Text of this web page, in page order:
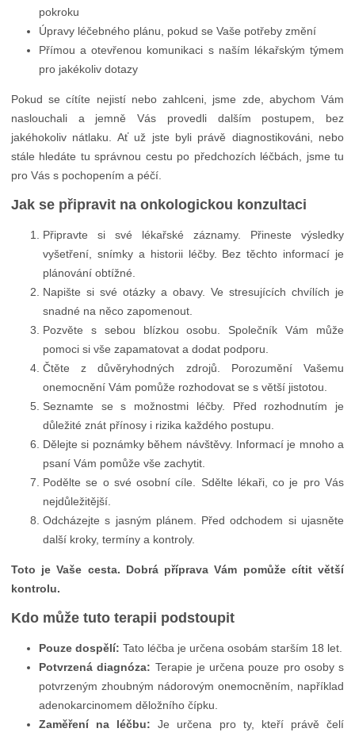
pokroku
Úpravy léčebného plánu, pokud se Vaše potřeby změní
Přímou a otevřenou komunikaci s naším lékařským týmem
pro jakékoliv dotazy
Pokud se cítíte nejistí nebo zahlceni, jsme zde, abychom Vám
naslouchali a jemně Vás provedli dalším postupem, bez
jakéhokoliv nátlaku. Ať už jste byli právě diagnostikováni, nebo
stále hledáte tu správnou cestu po předchozích léčbách, jsme tu
pro Vás s pochopením a péčí.
Jak se připravit na onkologickou konzultaci
Připravte si své lékařské záznamy. Přineste výsledky
vyšetření, snímky a historii léčby. Bez těchto informací je
plánování obtížné.
Napište si své otázky a obavy. Ve stresujících chvílích je
snadné na něco zapomenout.
Pozvěte s sebou blízkou osobu. Společník Vám může
pomoci si vše zapamatovat a dodat podporu.
Čtěte z důvěryhodných zdrojů. Porozumění Vašemu
onemocnění Vám pomůže rozhodovat se s větší jistotou.
Seznamte se s možnostmi léčby. Před rozhodnutím je
důležité znát přínosy i rizika každého postupu.
Dělejte si poznámky během návštěvy. Informací je mnoho a
psaní Vám pomůže vše zachytit.
Podělte se o své osobní cíle. Sdělte lékaři, co je pro Vás
nejdůležitější.
Odcházejte s jasným plánem. Před odchodem si ujasněte
další kroky, termíny a kontroly.
Toto je Vaše cesta. Dobrá příprava Vám pomůže cítit větší
kontrolu.
Kdo může tuto terapii podstoupit
Pouze dospělí: Tato léčba je určena osobám starším 18 let.
Potvrzená diagnóza: Terapie je určena pouze pro osoby s
potvrzeným zhoubným nádorovým onemocněním, například
adenokarcinomem děložního čípku.
Zaměření na léčbu: Je určena pro ty, kteří právě čelí